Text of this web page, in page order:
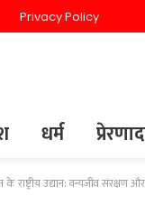
Privacy Policy
धर्म
के राष्ट्रीय उद्यान: वन्यजीव संरक्षण